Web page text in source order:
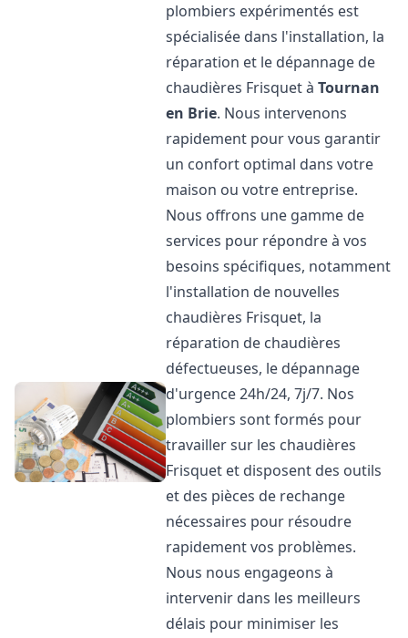
plombiers expérimentés est
spécialisée dans l'installation, la
réparation et le dépannage de
chaudières Frisquet àTournan
en Brie. Nous intervenons
rapidement pour vous garantir
un confort optimal dans votre
maison ou votre entreprise.
Nous offrons une gamme de
services pour répondre à vos
besoins spécifiques, notamment
l'installation de nouvelles
chaudières Frisquet, la
réparation de chaudières
défectueuses, le dépannage
d'urgence 24h/24, 7j/7. Nos
plombiers sont formés pour
travailler sur les chaudières
Frisquet et disposent des outils
et des pièces de rechange
nécessaires pour résoudre
rapidement vos problèmes.
Nous nous engageons à
intervenir dans les meilleurs
délais pour minimiser les